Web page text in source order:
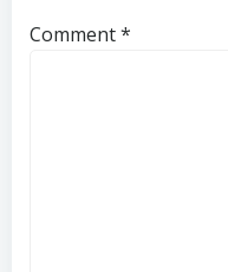
Comment*